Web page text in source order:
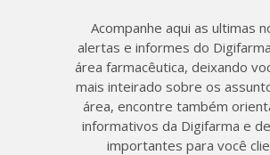
Acompanhe aqui as ultimas
alertas e informes do
área farmacêutica, deixando
mais inteirado sobre os
área, encontre também
informativos da Digifarma e
importantes para você